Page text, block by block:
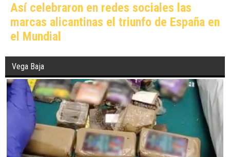
Así celebraron en redes sociales las
marcas alicantinas el triunfo de España en
el Mundial
Vega Baja